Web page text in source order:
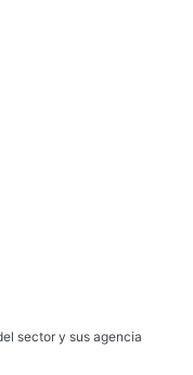
sector y sus agencia